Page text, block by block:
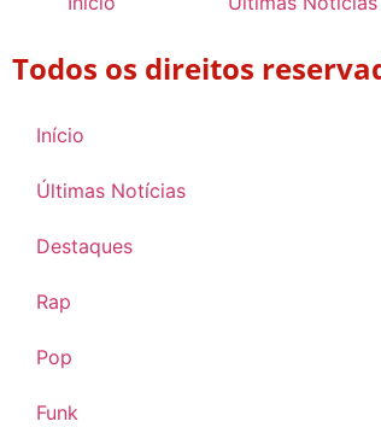
Todos os direitos
Início
Últimas Notícias
Destaques
Rap
Pop
Funk